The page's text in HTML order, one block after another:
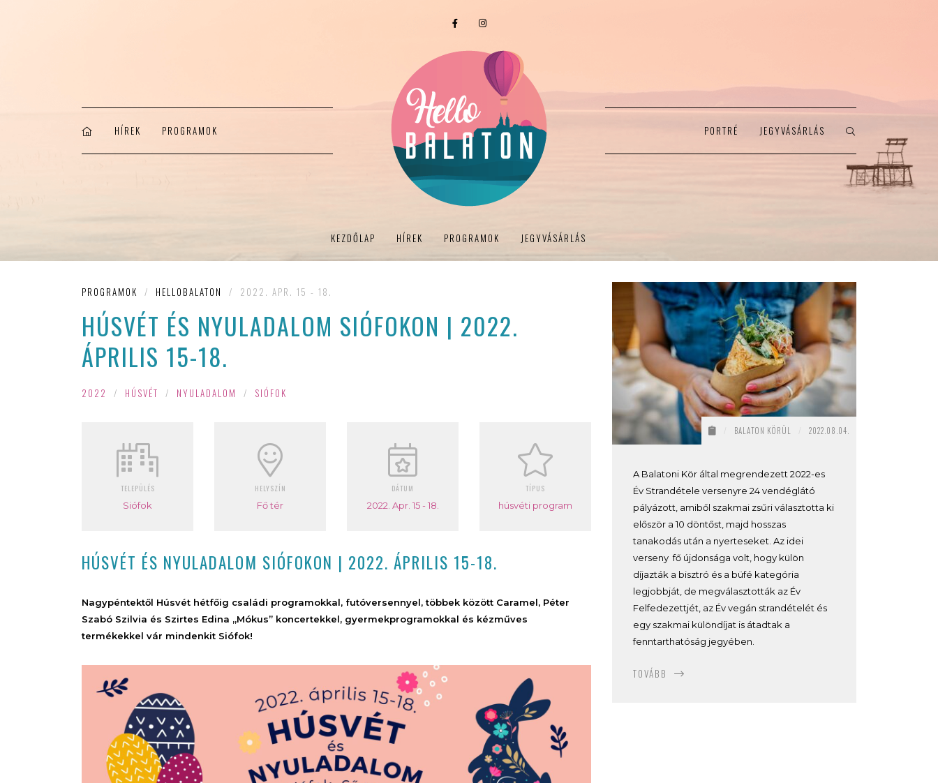
HÍREK PROGRAMOK PORTRÉ JEGYVÁSÁRLÁS
KEZDŐLAP HÍREK PROGRAMOK JEGYVÁSÁRLÁS
PROGRAMOK / HELLOBALATON / 2022. APR. 15 - 18.
HÚSVÉT ÉS NYULADALOM SIÓFOKON | 2022.
ÁPRILIS 15-18.
2022 / HÚSVÉT / NYULADALOM / SIÓFOK
TELEPÜLÉS
Siófok
HELYSZÍN
Fő tér
DÁTUM
2022. Apr. 15 - 18.
TÍPUS
húsvéti program
HÚSVÉT ÉS NYULADALOM SIÓFOKON | 2022. ÁPRILIS 15-18.
Nagypéntektől Húsvét hétfőig családi programokkal, futóversennyel, többek között Caramel, Péter
Szabó Szilvia és Szirtes Edina „Mókus” koncertekkel, gyermekprogramokkal és kézműves
termékekkel vár mindenkit Siófok!
BALATON KÖRÜL 2022.08.04.
A Balatoni Kör által megrendezett 2022-es
Év Strandétele versenyre 24 vendéglátó
pályázott, amiből szakmai zsűri választotta ki
először a 10 döntőst, majd hosszas
tanakodás után a nyerteseket. Az idei
verseny fő újdonsága volt, hogy külön
díjazták a bisztró és a büfé kategória
legjobbját, de megválasztották az Év
Felfedezettjét, az Év vegán strandételét és
egy szakmai különdíjat is átadtak a
fenntarthatóság jegyében.
TOVÁBB